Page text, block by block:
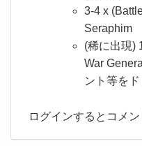
3-4 x
Seraphim
(稀に出現)
War
ント等を
ログインするとコメン